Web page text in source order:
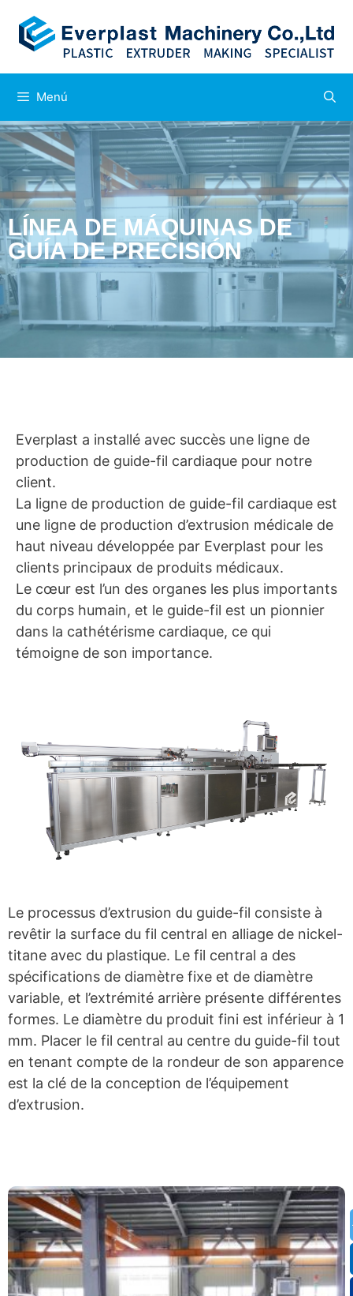
Menú
LÍNEA DE MÁQUINAS DE
GUÍA DE PRECISIÓN
Everplast a installé avec succès une ligne de
production de guide-fil cardiaque pour notre
client.
La ligne de production de guide-fil cardiaque est
une ligne de production d’extrusion médicale de
haut niveau développée par Everplast pour les
clients principaux de produits médicaux.
Le cœur est l’un des organes les plus importants
du corps humain, et le guide-fil est un pionnier
dans la cathétérisme cardiaque, ce qui
témoigne de son importance.
Le processus d’extrusion du guide-fil consiste à
revêtir la surface du fil central en alliage de nickel-
titane avec du plastique. Le fil central a des
spécifications de diamètre fixe et de diamètre
variable, et l’extrémité arrière présente différentes
formes. Le diamètre du produit fini est inférieur à 1
mm. Placer le fil central au centre du guide-fil tout
en tenant compte de la rondeur de son apparence
est la clé de la conception de l’équipement
d’extrusion.